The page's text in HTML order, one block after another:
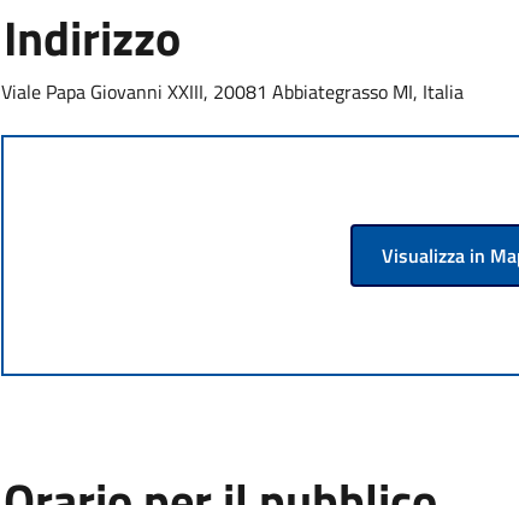
Indirizzo
Viale Papa Giovanni XXIII, 20081 Abbiategrasso MI, Italia
Visualizza in